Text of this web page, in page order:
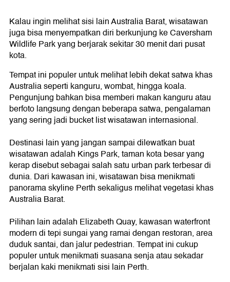
Kalau ingin melihat sisi lain Australia Barat, wisatawan
juga bisa menyempatkan diri berkunjung ke Caversham
Wildlife Park yang berjarak sekitar 30 menit dari pusat
kota.
Tempat ini populer untuk melihat lebih dekat satwa khas
Australia seperti kanguru, wombat, hingga koala.
Pengunjung bahkan bisa memberi makan kanguru atau
berfoto langsung dengan beberapa satwa, pengalaman
yang sering jadi bucket list wisatawan internasional.
Destinasi lain yang jangan sampai dilewatkan buat
wisatawan adalah Kings Park, taman kota besar yang
kerap disebut sebagai salah satu urban park terbesar di
dunia. Dari kawasan ini, wisatawan bisa menikmati
panorama skyline Perth sekaligus melihat vegetasi khas
Australia Barat.
Pilihan lain adalah Elizabeth Quay, kawasan waterfront
modern di tepi sungai yang ramai dengan restoran, area
duduk santai, dan jalur pedestrian. Tempat ini cukup
populer untuk menikmati suasana senja atau sekadar
berjalan kaki menikmati sisi lain Perth.